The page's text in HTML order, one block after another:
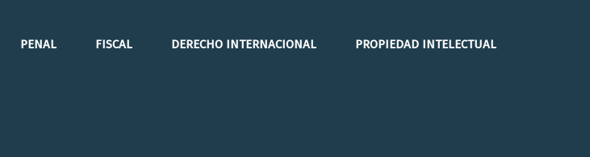
PENAL FISCAL DERECHO INTERNACIONAL PROPIEDAD INTELECTUAL